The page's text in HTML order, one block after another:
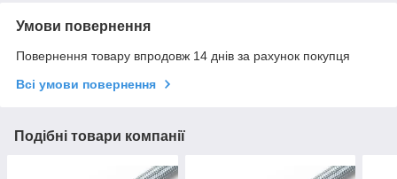
Умови повернення
Повернення товару впродовж 14 днів за рахунок покупця
Всі умови повернення
Подібні товари компанії